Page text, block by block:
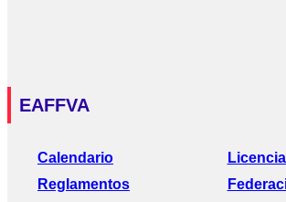
EAFFVA
Calendario
Reglamentos